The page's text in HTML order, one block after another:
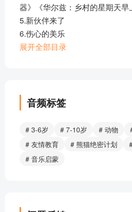
器》《华尔兹：乡村的星期天早
5.新伙伴来了
6.伤心的美乐
7.《蓝调：乡愁》
11.夜晚的竹园
12.《舒舒摇篮曲》
13.第二天一早
15.玩儿音乐容易饿
16.一，二，左，右！
17.《鸭子嘎嘎进行曲》
20.《我们是朋友》（器乐版）
展开全部目录
音频标签
# 3-6岁 # 7-10岁 # 动物
# 友情教育
# 熊猫绝密计划
# 音乐启蒙